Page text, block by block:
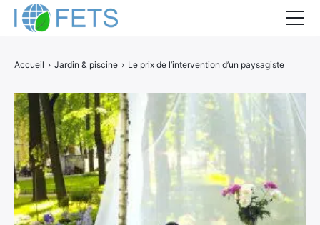
Accueil › Jardin & piscine › Le prix de l’intervention d’un paysagiste
Métiers du BTP
Guides thermiques
Aides à la rénovation
DEVIS